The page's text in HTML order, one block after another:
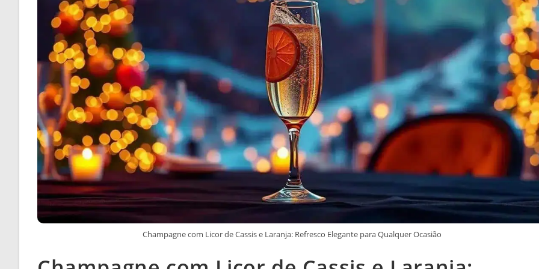
Champagne com Licor de Cassis e Laranja: Refresco Elegante para Qualquer Ocasião